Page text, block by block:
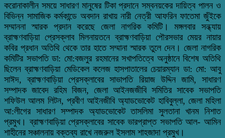
করোনাকালীন সময়ে সাধারণ মানুষের টিকা প্রদানে সম্বনয়কের দায়িত্ব পালন ও
বিভিন্ন সামাজিক কর্মকান্ডে অবদান রাখায় নারী নেত্রী আফরিন ফাতেমা জুঁইকে
সম্মাননা স্মারক প্রদান করেছে জেলা নাগরিক কমিটি। মঙ্গলবার সন্ধ্যায়
ব্রাহ্মণবাড়িয়া প্রেসক্লাব মিলনায়তনে ব্রাহ্মণবাড়িয়া পৌরসভার মেয়র নায়ার
কবির প্রধান অতিথি থেকে তার হাতে সম্মানা স্মারক তুলে দেন। জেলা নাগরিক
কমিটির সভাপতি ডা: মো:বজলুর রহমানের সখাপতিত্বে অনুষ্ঠানে বিশেষ অতিথি
ছিলেন ব্রাহ্মণবাড়িয়া মেডিকেল কলেজ হাসপাতালের চেয়ারম্যান ডা: মো: আবু
সাঈদ, ব্রাহ্মণবাড়িয়া প্রেসক্লাবের সাভাপতি রিয়াজ উদ্দিন জামি, সাধারণ
সম্পাদক জাবেদ রহিম বিজন, জেলা আইনজজীবি সমিতির সাবেক সভাপতি
শফিউল আলম লিটন, প্রবীণ আইনজীবি অ্যাডভোকেট হাবিবুল্লা, জেলা মহিলা
আ:লীগের সাধারণ সম্পাদক অ্যাডভোকেট তাসলিমা সুলতানা খানম নিশাত
প্রমুখ। ব্রাহ্মণবাড়িয়া প্রেসক্লাবের সাবেক ভারপ্রাপ্ত সভাপতি আল- আমিন
শাহীনের সঞ্চালনায় বক্তব্য রাখে নজরুল ইসলাম শাহজাদা প্রমুখ।